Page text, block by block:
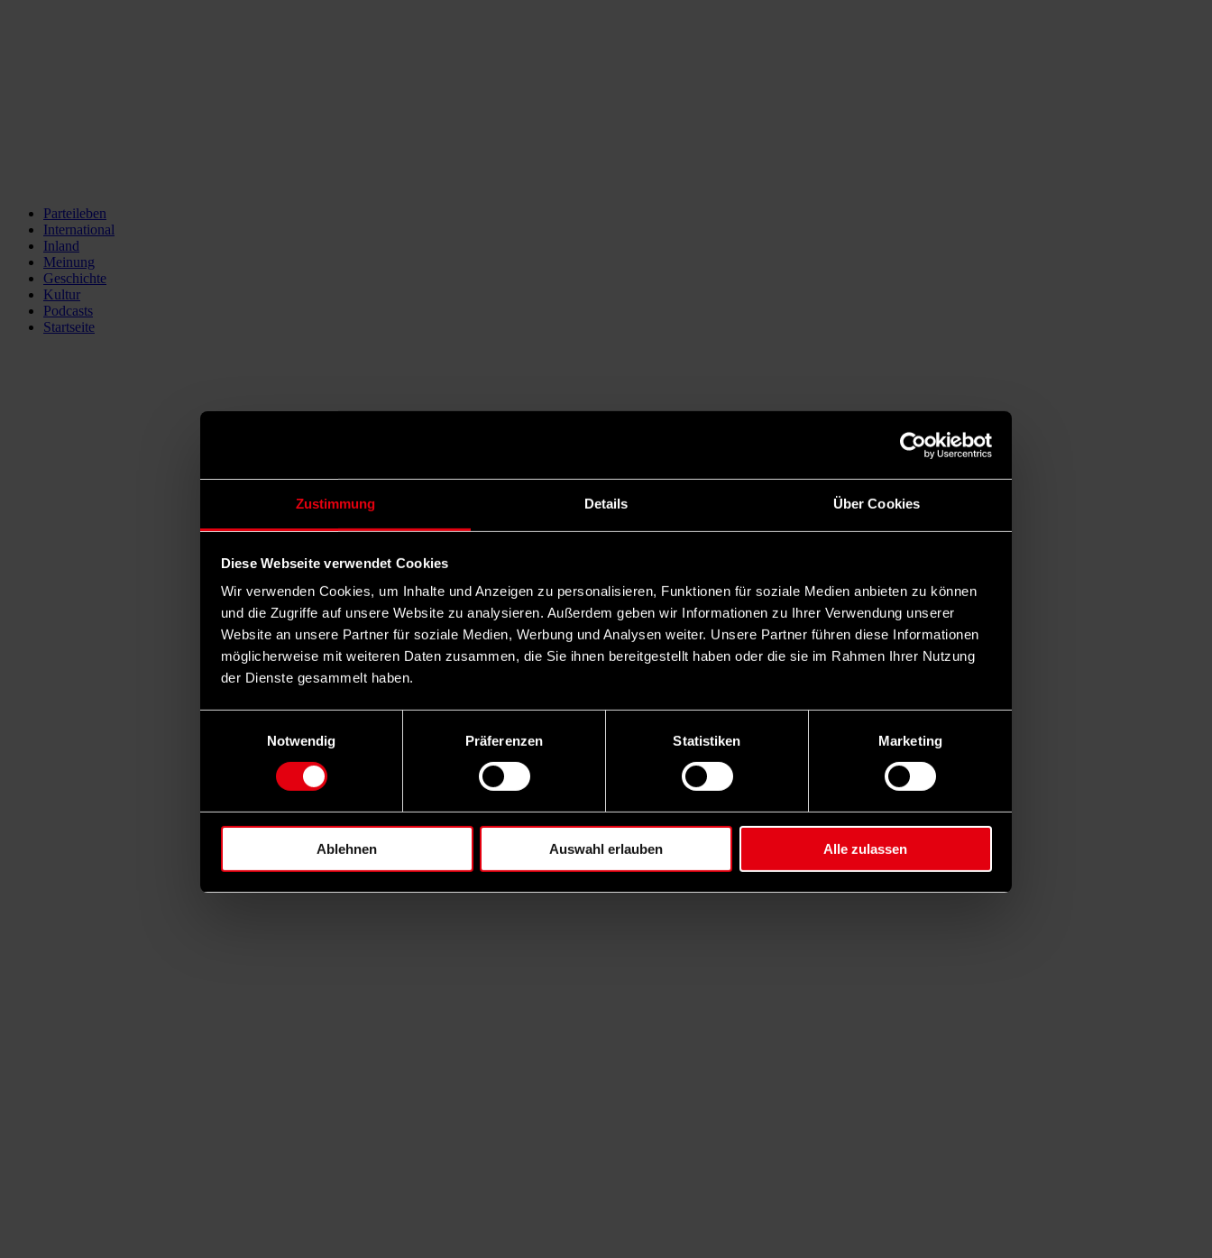
Zustimmung Details Über Cookies
Diese Webseite verwendet Cookies
Wir verwenden Cookies, um Inhalte und Anzeigen zu personalisieren, Funktionen für soziale Medien anbieten zu können
und die Zugriffe auf unsere Website zu analysieren. Außerdem geben wir Informationen zu Ihrer Verwendung unserer
Website an unsere Partner für soziale Medien, Werbung und Analysen weiter. Unsere Partner führen diese Informationen
möglicherweise mit weiteren Daten zusammen, die Sie ihnen bereitgestellt haben oder die sie im Rahmen Ihrer Nutzung
der Dienste gesammelt haben.
Notwendig
Präferenzen Statistiken Marketing
Ablehnen Auswahl erlauben Alle zulassen
Parteileben
International
Inland
Meinung
Geschichte
Kultur
Podcasts
Startseite